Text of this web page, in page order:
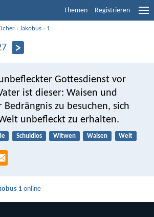
Themen Registrieren
›Jakobus › 1
Gottesdienst vor
ist dieser: Waisen und
zu besuchen, sich
unbefleckt zu erhalten.
Schuldlos Witwen Waisen
Welt
1 online